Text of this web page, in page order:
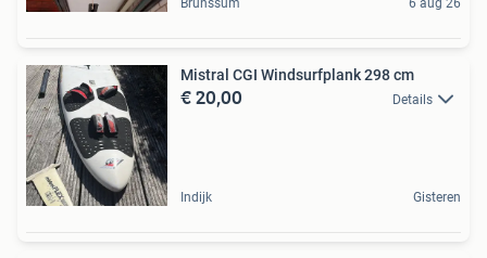
Brunssum 6 aug 26
Mistral CGI Windsurfplank 298 cm
€ 20,00 Details
Indijk Gisteren